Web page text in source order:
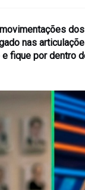
nas
fique por dentro